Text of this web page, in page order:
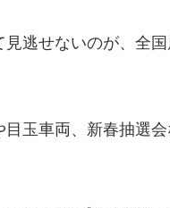
逃せないのが、全
玉車両、新春抽選